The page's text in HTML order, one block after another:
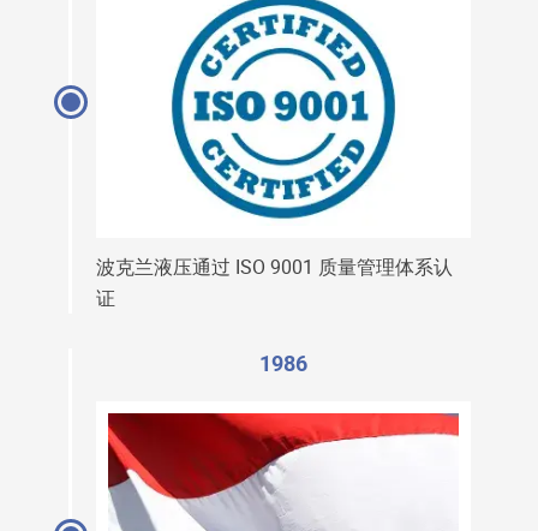
波克兰液压通过 ISO 9001 质量管理体系认
证
1986